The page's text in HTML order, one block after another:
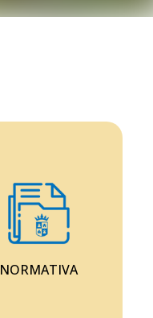
NORMATIVA